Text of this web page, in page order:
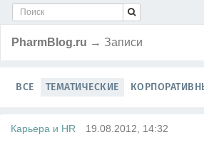
PharmBlog.ru → Записи
ВСЕ ТЕМАТИЧЕСКИЕ
Карьера и HR 19.08.2012, 14:32